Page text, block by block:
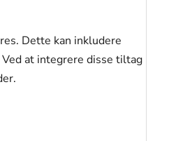
Dette kan inkludere
at integrere disse tiltag